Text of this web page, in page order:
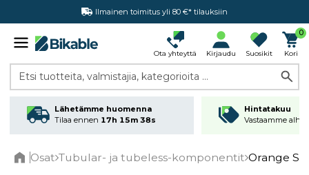
Ilmainen toimitus yli 80 €* tilauksiin
Hintatakuu
Ota yhteyttä Kirjaudu Suosikit
0
Kori
Etsi tuotteita, valmistajia, kategorioita ...
Lähetämme huomenna
Tilaa ennen 17h 15m 38s
Hintatakuu
Vastaamme
Osat Tubular- ja tubeless-komponentit Orange